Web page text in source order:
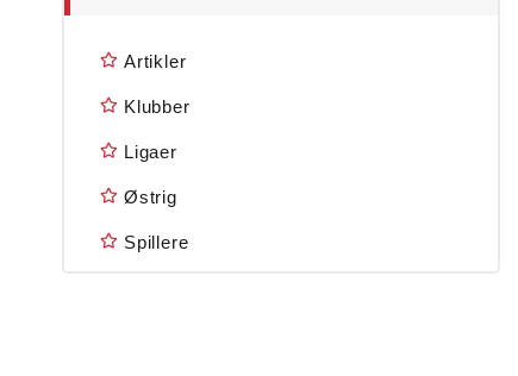
Artikler
Klubber
Ligaer
Østrig
Spillere